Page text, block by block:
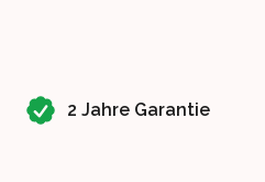
2 Jahre Garantie